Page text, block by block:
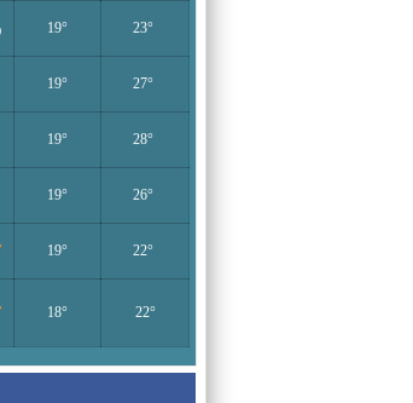
19° 23°
19° 27°
19° 28°
19° 26°
19° 22°
18° 22°